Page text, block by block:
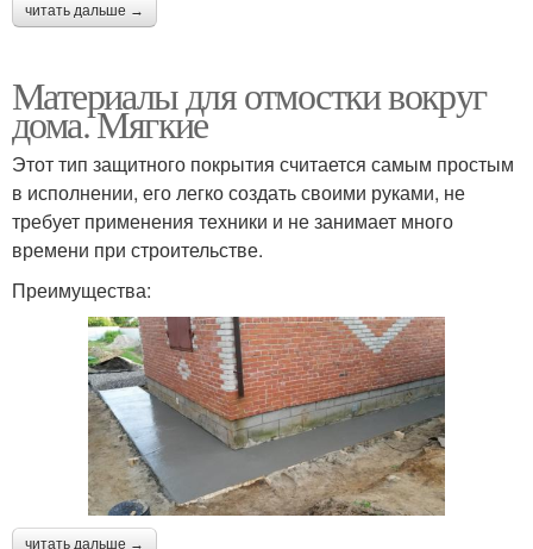
читать дальше →
Материалы для отмостки вокруг
дома. Мягкие
Этот тип защитного покрытия считается самым простым
в исполнении, его легко создать своими руками, не
требует применения техники и не занимает много
времени при строительстве.
Преимущества:
читать дальше →